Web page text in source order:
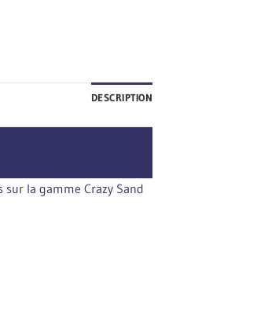
DESCRIPTION
la gamme Crazy Sand